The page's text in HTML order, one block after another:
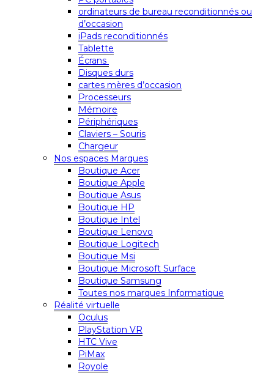
ordinateurs de bureau reconditionnés ou
d’occasion
iPads reconditionnés
Tablette
Écrans
Disques durs
cartes mères d’occasion
Processeurs
Mémoire
Périphériques
Claviers – Souris
Chargeur
Nos espaces Marques
Boutique Acer
Boutique Apple
Boutique Asus
Boutique HP
Boutique Intel
Boutique Lenovo
Boutique Logitech
Boutique Msi
Boutique Microsoft Surface
Boutique Samsung
Toutes nos marques Informatique
Réalité virtuelle
Oculus
PlayStation VR
HTC Vive
PiMax
Royole